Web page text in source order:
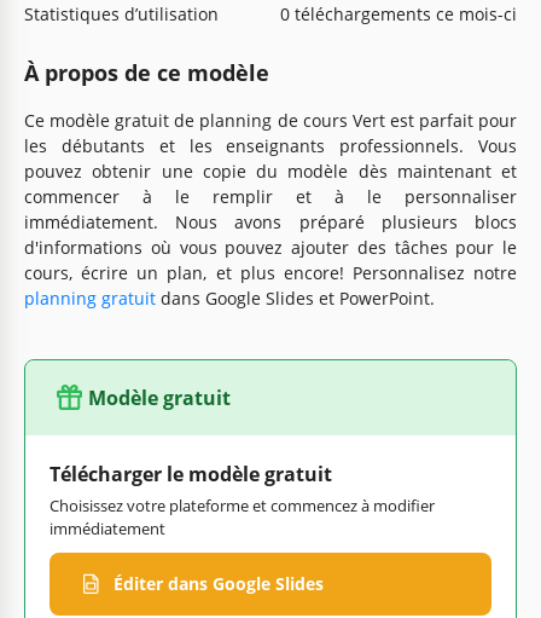
Statistiques d’utilisation
0 téléchargements ce mois-ci
À propos de ce modèle
Ce modèle gratuit de planning de cours Vert est parfait pour
les débutants et les enseignants professionnels. Vous
pouvez obtenir une copie du modèle dès maintenant et
commencer à le remplir et à le personnaliser
immédiatement. Nous avons préparé plusieurs blocs
d'informations où vous pouvez ajouter des tâches pour le
cours, écrire un plan, et plus encore! Personnalisez notre
planning gratuit dans Google Slides et PowerPoint.
Modèle gratuit
Télécharger le modèle gratuit
Choisissez votre plateforme et commencez à modifier
immédiatement
Éditer dans Google Slides